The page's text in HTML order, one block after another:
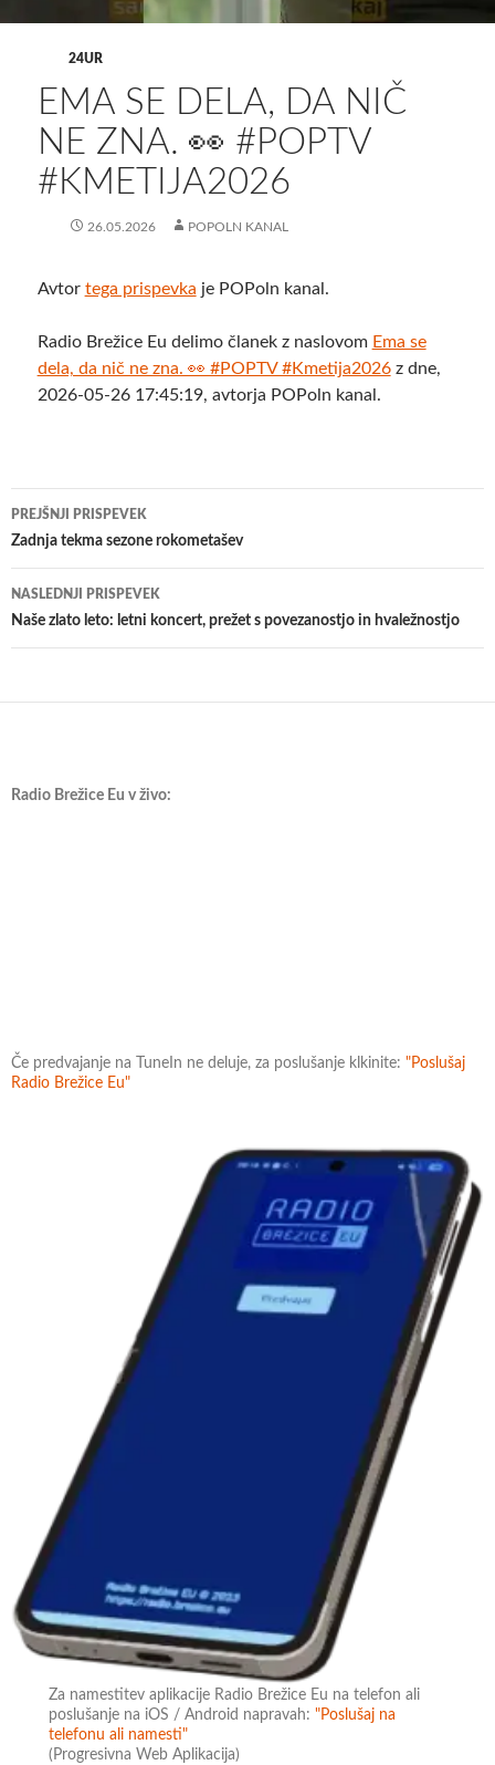
24UR
EMA SE DELA, DA NIČ
NE ZNA. 👀 #POPTV
#KMETIJA2026
26.05.2026 POPOLN KANAL
Avtor tega prispevka je POPoln kanal.
Radio Brežice Eu delimo članek z naslovom Ema se
dela, da nič ne zna. 👀 #POPTV #Kmetija2026z dne,
2026-05-26 17:45:19, avtorja POPoln kanal.
Krmarjenje
po
prispevkih
PREJŠNJI PRISPEVEK
Zadnja tekma sezone rokometašev
NASLEDNJI PRISPEVEK
Naše zlato leto: letni koncert, prežet s povezanostjo in hvaležnostjo
Radio Brežice Eu v živo:
Če predvajanje na TuneIn ne deluje, za poslušanje klkinite: "Poslušaj
Radio Brežice Eu"
Za namestitev aplikacije Radio Brežice Eu na telefon ali
poslušanje na iOS / Android napravah:"Poslušaj na
telefonu ali namesti"
(Progresivna Web Aplikacija)